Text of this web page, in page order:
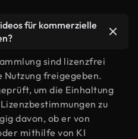
für kommerzielle
sind lizenzfrei
Nutzung freigegeben.
um die Einhaltung
zu
davon, ob er von
mithilfe von KI